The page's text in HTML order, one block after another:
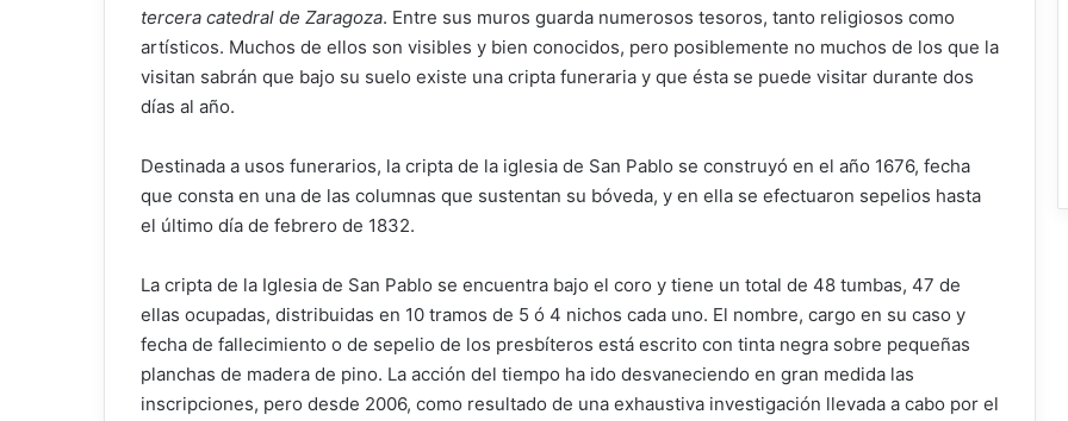
tercera catedral de Zaragoza. Entre sus muros guarda numerosos tesoros, tanto religiosos como
artísticos. Muchos de ellos son visibles y bien conocidos, pero posiblemente no muchos de los que la
visitan sabrán que bajo su suelo existe una cripta funeraria y que ésta se puede visitar durante dos
días al año.
Destinada a usos funerarios, la cripta de la iglesia de San Pablo se construyó en el año 1676, fecha
que consta en una de las columnas que sustentan su bóveda, y en ella se efectuaron sepelios hasta
el último día de febrero de 1832.
La cripta de la Iglesia de San Pablo se encuentra bajo el coro y tiene un total de 48 tumbas, 47 de
ellas ocupadas, distribuidas en 10 tramos de 5 ó 4 nichos cada uno. El nombre, cargo en su caso y
fecha de fallecimiento o de sepelio de los presbíteros está escrito con tinta negra sobre pequeñas
planchas de madera de pino. La acción del tiempo ha ido desvaneciendo en gran medida las
inscripciones, pero desde 2006, como resultado de una exhaustiva investigación llevada a cabo por el